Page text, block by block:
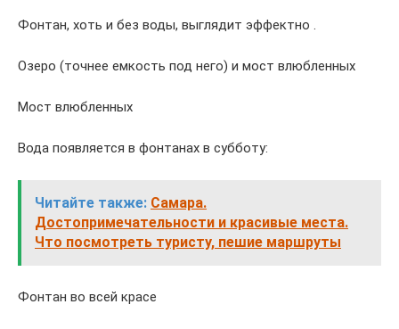
Фонтан, хоть и без воды, выглядит эффектно .
Озеро (точнее емкость под него) и мост влюбленных
Мост влюбленных
Вода появляется в фонтанах в субботу:
Читайте также: Самара.
Достопримечательности и красивые места.
Что посмотреть туристу, пешие маршруты
Фонтан во всей красе